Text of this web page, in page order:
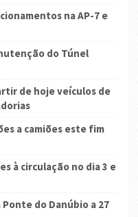
na AP-7 e
do Túnel
de hoje veículos de
a camiões este fim
à circulação no dia 3 e
do Danúbio a 27